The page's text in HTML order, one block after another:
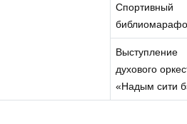
Спортивный
Выступление
духового
«Надым сити